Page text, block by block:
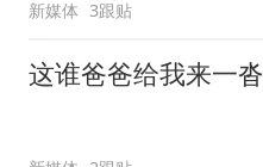
新媒体 3跟贴
这谁爸爸给我来一沓